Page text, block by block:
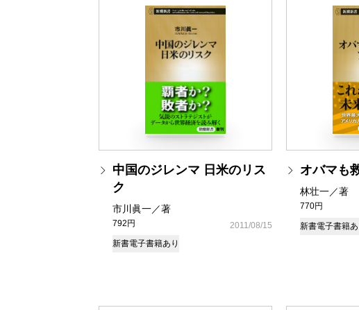
中国のジレンマ 日米のリス
ク
市川眞一／著
792円
2011/08/15
新書電子書籍あり
オバマも
林壮一／著
770円
新書電子書籍あ